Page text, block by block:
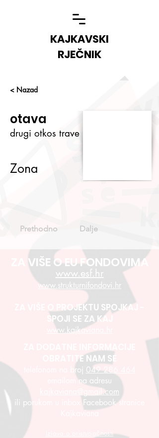
KAJKAVSKI
RJEČNIK
< Nazad
otava
drugi otkos trave
Zona
Prethodno Dalje
ZA VIŠE O EU FONDOVIMA
www.esf.hr
www.strukturnifondovi.hr
ZA VIŠE O PROJEKTU SPOJKAJ -
SPOJI SE ZA KAJ
www.kajkaviana.hr
ZA DODATNE INFORMACIJE
OBRATITE NAM SE
telefonom na broj 049 286 464
emailom na adresu
kajkaviana@gmail.com
ili porukom u inbox Facebook stranice
Kajkaviana
Izjava o pristupačnosti